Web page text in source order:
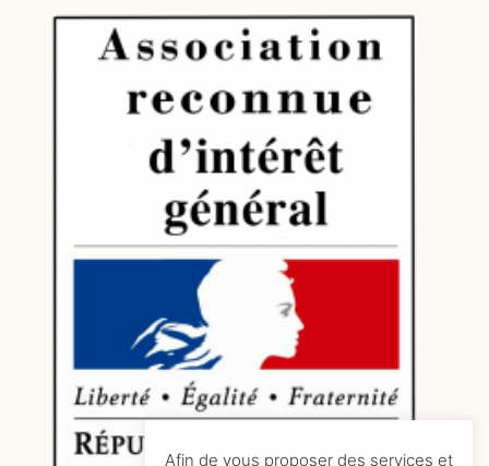
Afin de vous proposer des services et